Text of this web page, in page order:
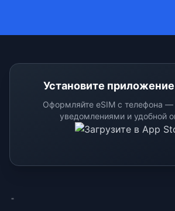
Установите приложение
Оформляйте eSIM с телефона —
уведомлениями и удобной